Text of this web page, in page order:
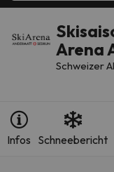
Arena
Schweizer
Infos Schneebericht